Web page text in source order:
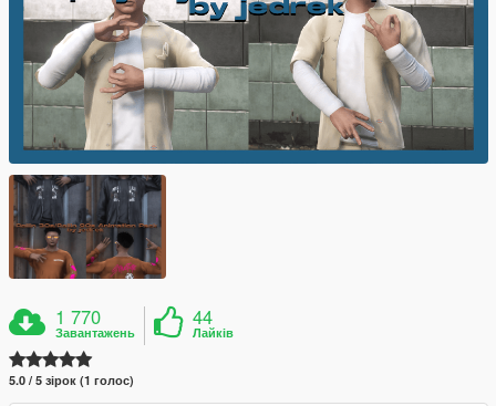
1 770
Завантажень
44
Лайків
5.0 / 5 зірок (1 голос)